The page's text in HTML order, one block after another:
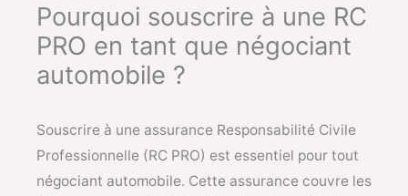
Pourquoi souscrire à une RC
PRO en tant que négociant
automobile ?
Souscrire à une assurance Responsabilité Civile
Professionnelle (RC PRO) est essentiel pour tout
négociant automobile. Cette assurance couvre les